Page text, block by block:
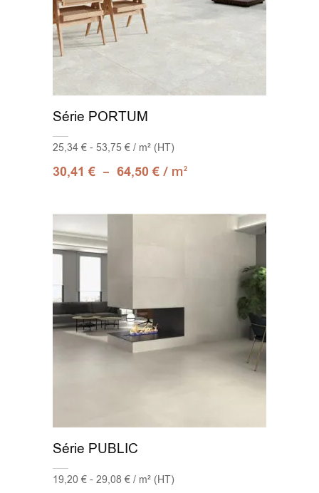
Série PORTUM
25,34 € - 53,75 € / m² (HT)
30,41€ – 64,50€ / m2
Série PUBLIC
19,20 € - 29,08 € / m² (HT)